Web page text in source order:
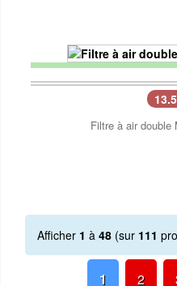
Filtre à air double
Afficher 1 à 48 (sur 111
1 2